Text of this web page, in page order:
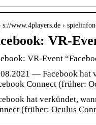
s://www.4players.de ›
VR-
VR-Event
— Facebook hat
Connect (früher:
hat verkündet,
(früher: Oculus